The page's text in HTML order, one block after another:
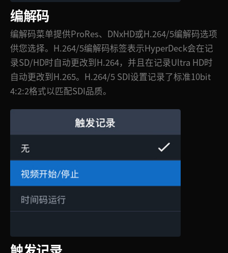
编解码
编解码菜单提供ProRes、DNxHD或H.264/5编解码选项
供您选择。H.264/5编解码标签表示HyperDeck会在记
录SD/HD时自动更改到H.264，并且在记录Ultra HD时
自动更改到H.265。H.264/5 SDI设置记录了标准10bit
4:2:2格式以匹配SDI品质。